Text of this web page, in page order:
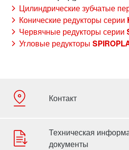
Цилиндрические зубчатые
Конические редукторы серии
Червячные редукторы серии
Угловые редукторы